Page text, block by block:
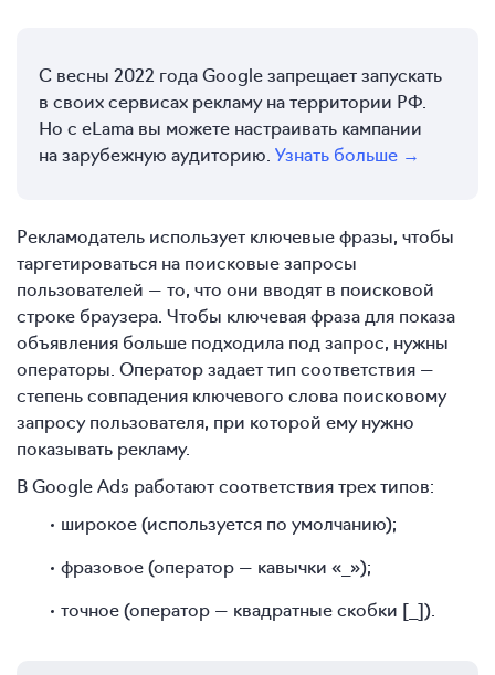
С весны 2022 года Google запрещает запускать
в своих сервисах рекламу на территории РФ.
Но с eLama вы можете настраивать кампании
на зарубежную аудиторию. Узнать больше →
Рекламодатель использует ключевые фразы, чтобы
таргетироваться на поисковые запросы
пользователей — то, что они вводят в поисковой
строке браузера. Чтобы ключевая фраза для показа
объявления больше подходила под запрос, нужны
операторы. Оператор задает тип соответствия —
степень совпадения ключевого слова поисковому
запросу пользователя, при которой ему нужно
показывать рекламу.
В Google Ads работают соответствия трех типов:
широкое (используется по умолчанию);
фразовое (оператор — кавычки «_»);
точное (оператор — квадратные скобки [_]).